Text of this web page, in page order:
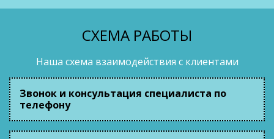
СХЕМА РАБОТЫ
Наша схема взаимодействия с клиентами
Звонок и консультация специалиста по
телефону